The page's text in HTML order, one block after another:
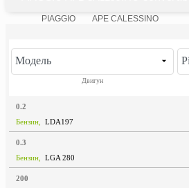
PIAGGIO APE CALESSINO
Модель
Двигун
0.2
Бензин,
LDA197
0.3
Бензин,
LGA 280
200